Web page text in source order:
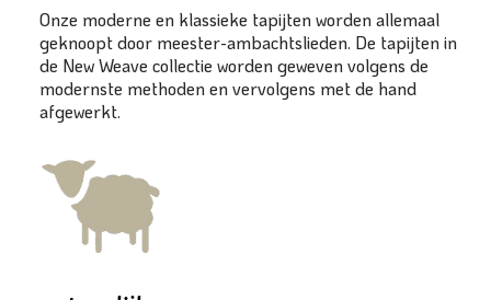
Onze moderne en klassieke tapijten worden allemaal
geknoopt door meester-ambachtslieden. De tapijten in
de New Weave collectie worden geweven volgens de
modernste methoden en vervolgens met de hand
afgewerkt.